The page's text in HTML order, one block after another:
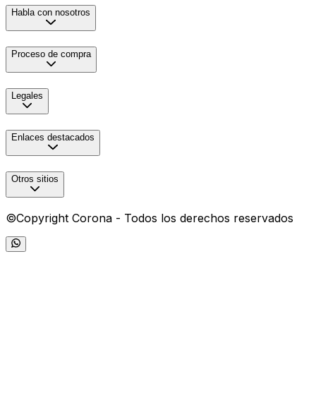
Habla con nosotros
Proceso de compra
Legales
Enlaces destacados
Otros sitios
©Copyright Corona - Todos los derechos reservados